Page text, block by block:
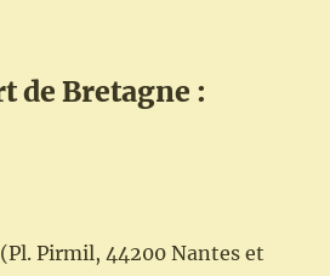
de Bretagne :
Pirmil, 44200 Nantes et